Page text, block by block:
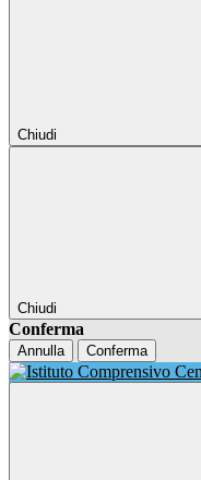
Chiudi
Chiudi
Conferma
Annulla Conferma